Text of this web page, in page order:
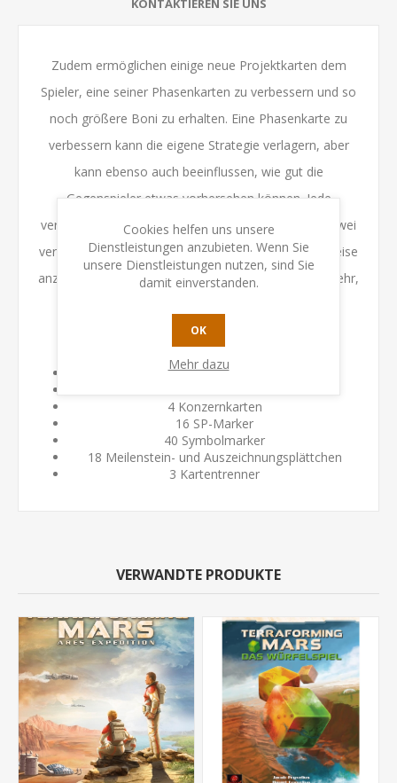
KONTAKTIEREN SIE UNS
Zudem ermöglichen einige neue Projektkarten dem
Spieler, eine seiner Phasenkarten zu verbessern und so
noch größere Boni zu erhalten. Eine Phasenkarte zu
verbessern kann die eigene Strategie verlagern, aber
kann ebenso auch beeinflussen, wie gut die
Gegenspieler etwas vorhersehen können. Jede
verbesserte Phasenkarte gibt es darüber hinaus in zwei
verschiedenen Varianten, um sie der eigenen Spielweise
anzupassen. Es wartet eine ganze Welt - oder viel mehr,
Spielinhalt:
38 Projektkarten
4 Konzernkarten
16 SP-Marker
40 Symbolmarker
18 Meilenstein- und Auszeichnungsplättchen
3 Kartentrenner
VERWANDTE PRODUKTE
Cookies helfen uns unsere
Dienstleistungen anzubieten. Wenn Sie
unsere Dienstleistungen nutzen, sind Sie
damit einverstanden.
OK
Mehr dazu